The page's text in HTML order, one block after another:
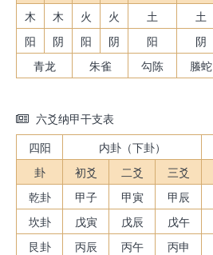
木
木 火 火 土 土
阳
阴 阳 阴 阳 阴
青龙
朱雀 勾陈 螣蛇
六爻纳甲干支表
四阳 内卦（下卦）
卦
初爻 二爻 三爻
乾卦
甲子 甲寅 甲辰
坎卦
戊寅 戊辰 戊午
艮卦
丙辰 丙午 丙申